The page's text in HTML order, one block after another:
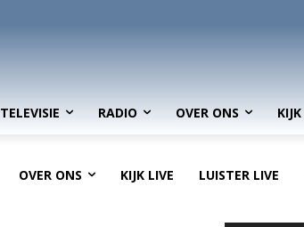
TELEVISIE RADIO OVER ONS
OVER ONS KIJK LIVE LUISTER LIVE